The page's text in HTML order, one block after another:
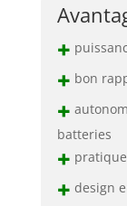
+
+ bon
+
batteries
+
+ design